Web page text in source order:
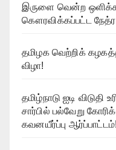
இருளை வென்ற
கௌரவிக்கப்பட்ட
தமிழக வெற்றிக்
விழா!
தமிழ்நாடு ஐடி
சார்பில் பல்வேறு
கவனயீர்ப்பு